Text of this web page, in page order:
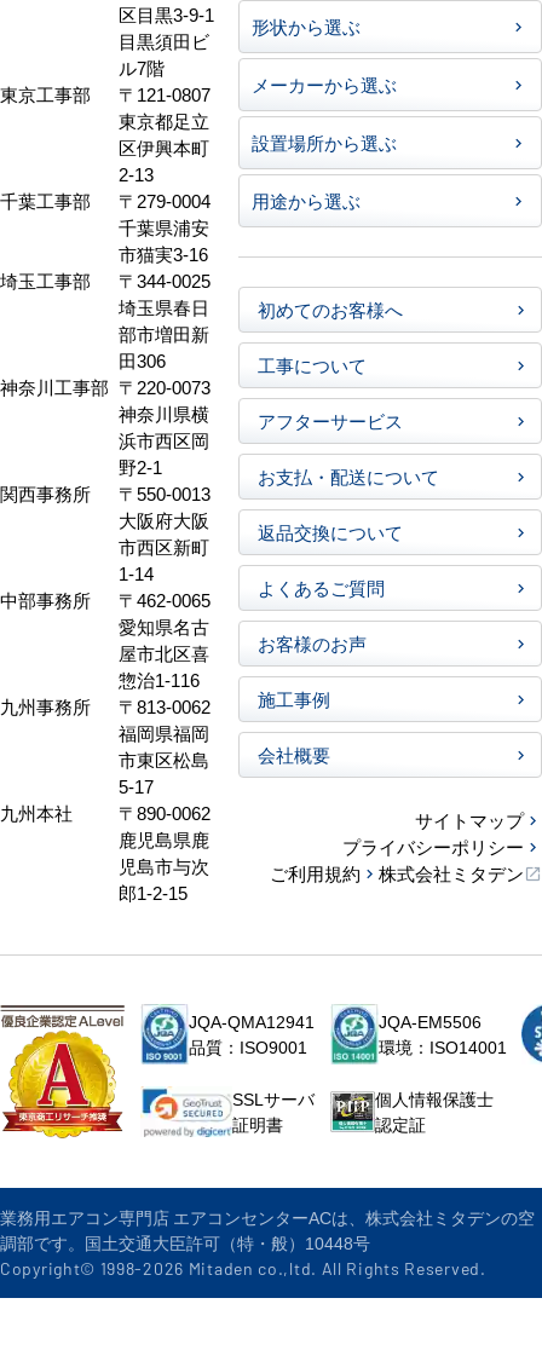
区目黒3-9-1
目黒須田ビ
ル7階
東京工事部
〒121-0807
東京都足立
区伊興本町
2-13
千葉工事部
〒279-0004
千葉県浦安
市猫実3-16
埼玉工事部
〒344-0025
埼玉県春日
部市増田新
田306
神奈川工事部 〒220-0073
神奈川県横
浜市西区岡
野2-1
関西事務所
〒550-0013
大阪府大阪
市西区新町
1-14
中部事務所
〒462-0065
愛知県名古
屋市北区喜
惣治1-116
九州事務所
〒813-0062
福岡県福岡
市東区松島
5-17
九州本社
〒890-0062
鹿児島県鹿
児島市与次
郎1-2-15
形状から選ぶ
メーカーから選ぶ
設置場所から選ぶ
用途から選ぶ
初めてのお客様へ
工事について
アフターサービス
お支払・配送について
返品交換について
よくあるご質問
お客様のお声
施工事例
会社概要
サイトマップ
プライバシーポリシー
ご利用規約
株式会社ミタデン
JQA-QMA12941
品質：ISO9001
JQA-EM5506
環境：ISO14001
SSLサーバ
証明書
個人情報保護士
認定証
業務用エアコン専門店 エアコンセンターACは、株式会社ミタデンの空
調部です。国土交通大臣許可（特・般）10448号
Copyright© 1998-2026 Mitaden co.,ltd. All Rights Reserved.